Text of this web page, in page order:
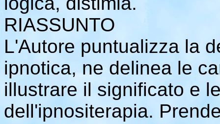
RIASSUNTO
L'Autore puntualizza la
ipnotica, ne delinea le
illustrare il significato e
dell'ipnositerapia.